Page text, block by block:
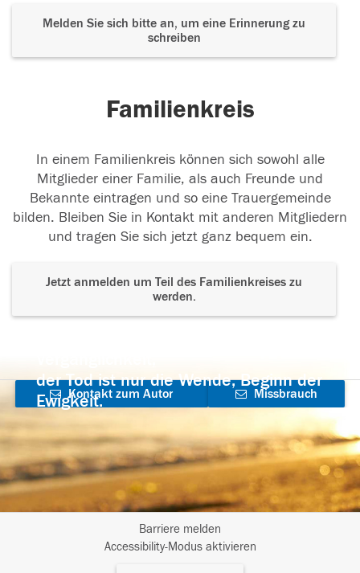
Melden Sie sich bitte an, um eine Erinnerung zu
schreiben
Familienkreis
In einem Familienkreis können sich sowohl alle
Mitglieder einer Familie, als auch Freunde und
Bekannte eintragen und so eine Trauergemeinde
bilden. Bleiben Sie in Kontakt mit anderen Mitgliedern
und tragen Sie sich jetzt ganz bequem ein.
Jetzt anmelden um Teil des Familienkreises zu
werden.
der Tod ist nur die Wende, Beginn der
Ewigkeit.
Kontakt zum Autor
aufnehmen
Missbrauch
Barriere melden
Accessibility-Modus aktivieren